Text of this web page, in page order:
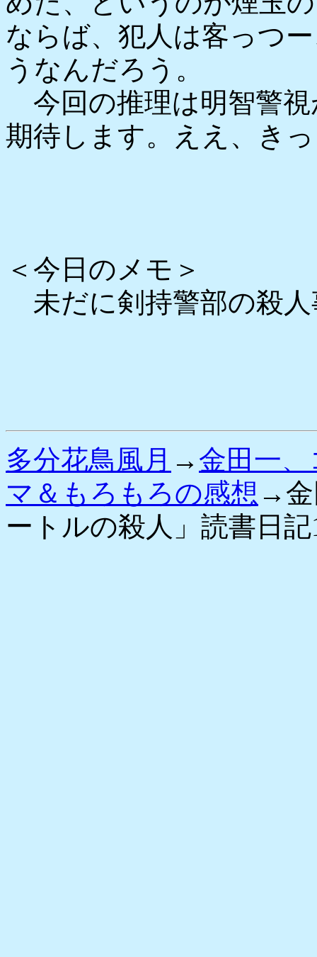
ならば、犯人は客っつ
うなんだろう。
今回の推理は明智警
期待します。ええ、き
＜今日のメモ＞
未だに剣持警部の殺
多分花鳥風月 → 金田一
マ＆もろもろの感想 →金
ートルの殺人」読書日記